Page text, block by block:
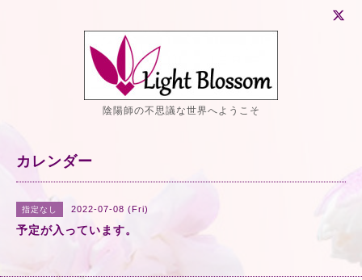
陰陽師の不思議な世界へようこそ
カレンダー
指定なし 2022-07-08 (Fri)
予定が入っています。